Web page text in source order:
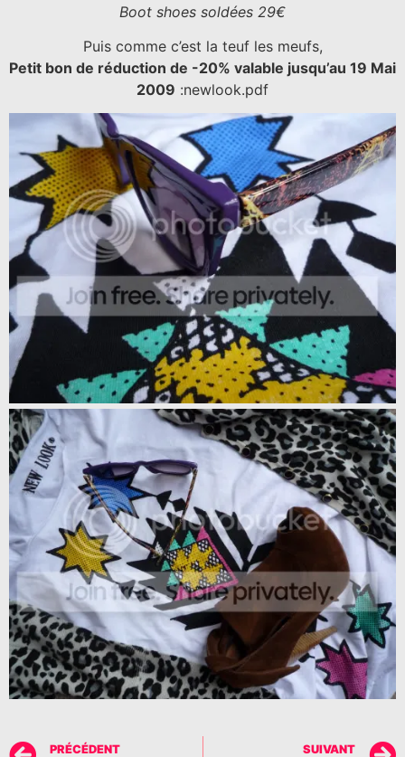
Boot shoes soldées 29€
Puis comme c’est la teuf les meufs,
Petit bon de réduction de -20% valable jusqu’au 19 Mai
2009 :newlook.pdf
PRÉCÉDENT SUIVANT